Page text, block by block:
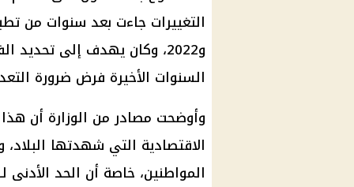
و2022، وكان يهدف إلى
السنوات الأخيرة فرض ضرورة
وأوضحت مصادر من الوزارة أن
الاقتصادية التي شهدتها البلاد،
المواطنين، خاصة أن الحد الأدنى